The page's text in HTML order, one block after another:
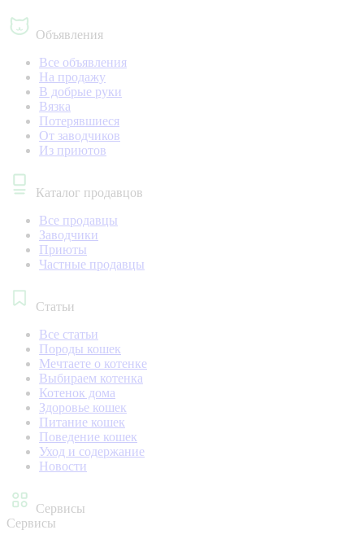
Объявления
Все объявления
На продажу
В добрые руки
Вязка
Потерявшиеся
От заводчиков
Из приютов
Каталог продавцов
Все продавцы
Заводчики
Приюты
Частные продавцы
Статьи
Все статьи
Породы кошек
Мечтаете о котенке
Выбираем котенка
Котенок дома
Здоровье кошек
Питание кошек
Поведение кошек
Уход и содержание
Новости
Сервисы
Сервисы